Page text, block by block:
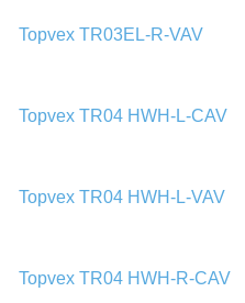
Topvex TR03EL-R-VAV
Topvex TR04 HWH-L-CAV
Topvex TR04 HWH-L-VAV
Topvex TR04 HWH-R-CAV